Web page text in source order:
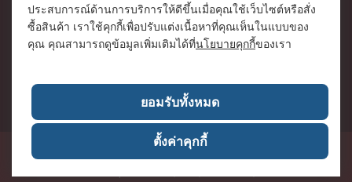
RS ทั่วโลก / RS
Worldwide
ข่าวประชาสัมพันธ์ / Press
Centre
บริษัทในเครือ RS /
วิธีการชำระเงิน /
เกี่ยวกับ RS / About RS
อาชีพที่ RS / Careers
50 GMM Grammy Place, 19th Floor, Unit 1901-1904, Sukhumvit 21 Road
(Asoke), Klongtoey Nua, Wattana, Bangkok, Thailand 10110RS
ประสบการณ์ด้านการบริการให้ดีขึ้นเมื่อคุณใช้เว็บไซต์หรือสั่ง
ซื้อสินค้า เราใช้คุกกี้เพื่อปรับแต่งเนื้อหาที่คุณเห็นในแบบของ
คุณ คุณสามารถดูข้อมูลเพิ่มเติมได้ที่นโยบายคุกกี้ของเรา
ยอมรับทั้งหมด
ตั้งค่าคุกกี้